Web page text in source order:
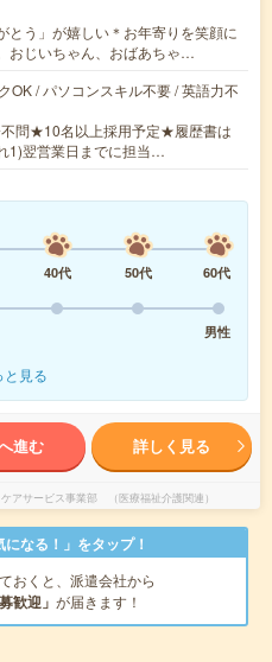
とう」が嬉しい＊お年寄りを笑顔に
おじいちゃん、おばあちゃ…
OK / パソコンスキル不要 / 英語力不
問★10名以上採用予定★履歴書は
1)翌営業日までに担当…
40代 50代
60代
男性
と見る
進む 詳しく見る
アサービス事業部 （医療福祉介護関連）
なる！」をタップ！
おくと、派遣会社から
歓迎」 が届きます！